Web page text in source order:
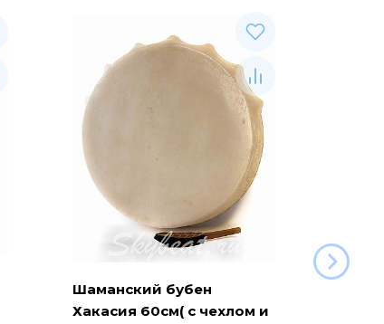
Шаманский бубен
Хакасия 60см( с чехлом и